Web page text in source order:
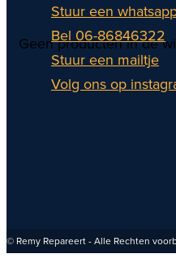
Geen producten in de
Stuur een
Bel 06-86846322
Stuur een mailtje
Volg ons op
© Remy Repareert - Alle Rechten